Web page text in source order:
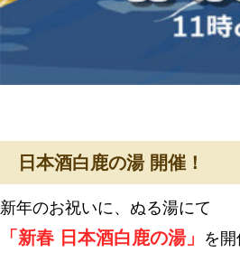
日本酒白鹿の湯 開催！
新年のお祝いに、ぬる湯にて
「新春 日本酒白鹿の湯」 を開